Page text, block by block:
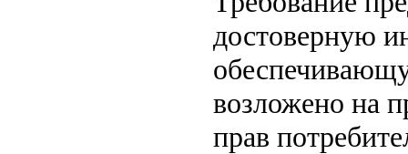
достоверную
возложено на
прав